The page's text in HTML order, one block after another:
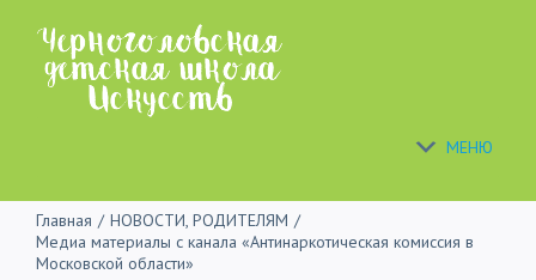
content
МЕНЮ
Главная / НОВОСТИ, РОДИТЕЛЯМ /
Медиа материалы с канала «Антинаркотическая комиссия в
Московской области»